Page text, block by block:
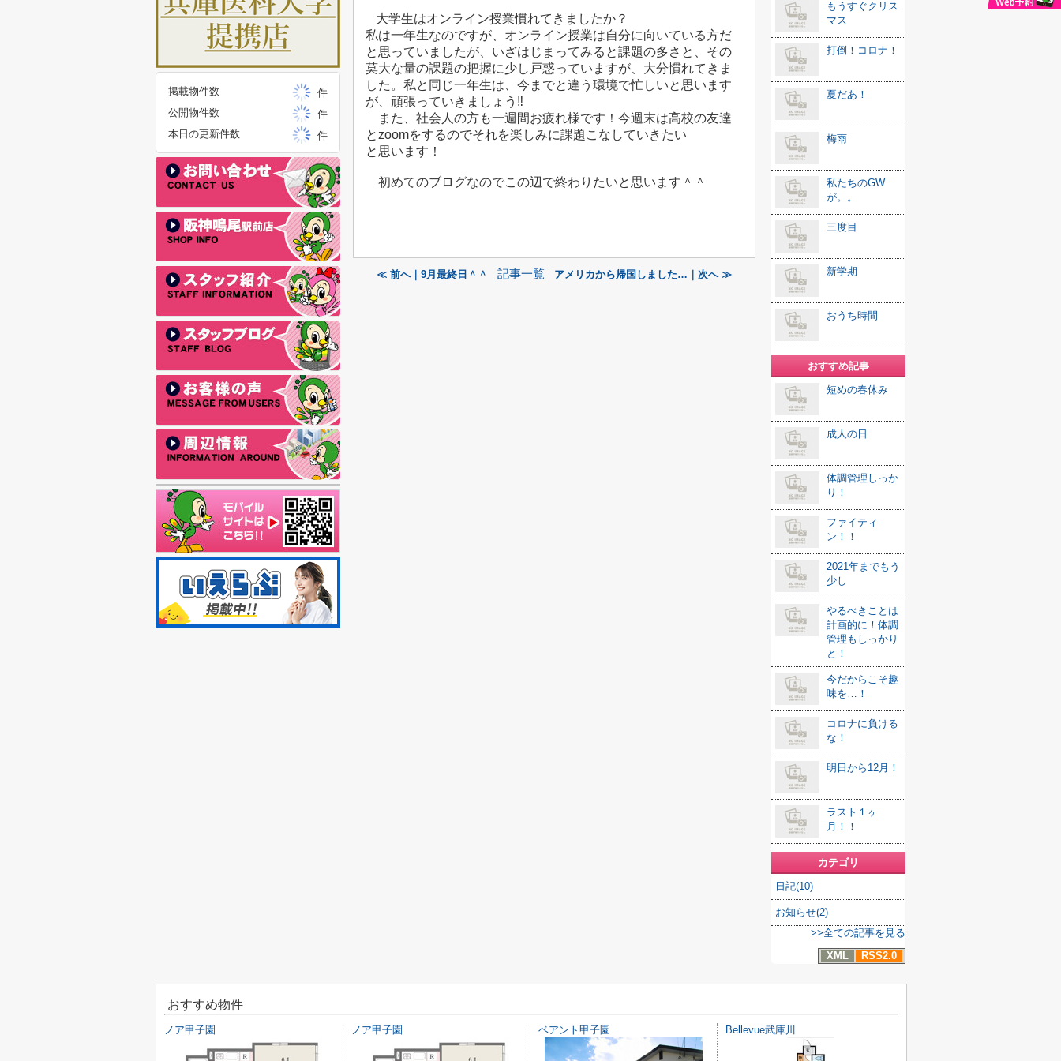
大学生はオンライン授業慣れてきましたか？
私は一年生なのですが、オンライン授業は自分に向いている方だ
と思っていましたが、いざはじまってみると課題の多さと、その
莫大な量の課題の把握に少し戸惑っていますが、大分慣れてきま
した。私と同じ一年生は、今までと違う環境で忙しいと思います
が、頑張っていきましょう‼
また、社会人の方も一週間お疲れ様です！ 今週末は高校の友達
とzoomをするのでそれを楽しみに課題こなしていきたい
と思います！
初めてのブログなのでこの辺で終わりたいと思います＾＾
≪ 前へ｜9月最終日＾＾ 記事一覧 アメリカから帰国しました…｜次へ ≫
もうすぐクリス
マス
打倒！コロナ！
夏だあ！
梅雨
私たちのGW
が。。
三度目
新学期
おうち時間
おすすめ記事
短めの春休み
成人の日
体調管理しっか
り！
ファイティ
ン！！
2021年までもう
少し
やるべきことは
計画的に！体調
管理もしっかり
と！
今だからこそ趣
味を…！
コロナに負ける
な！
明日から12月！
ラスト１ヶ
月！！
カテゴリ
日記(10)
お知らせ(2)
>>全ての記事を見る
XML
RSS2.0
掲載物件数
件
公開物件数
件
本日の更新件数
件
おすすめ物件
ノア甲子園 ノア甲子園 ベアント甲子園 Bellevue武庫川